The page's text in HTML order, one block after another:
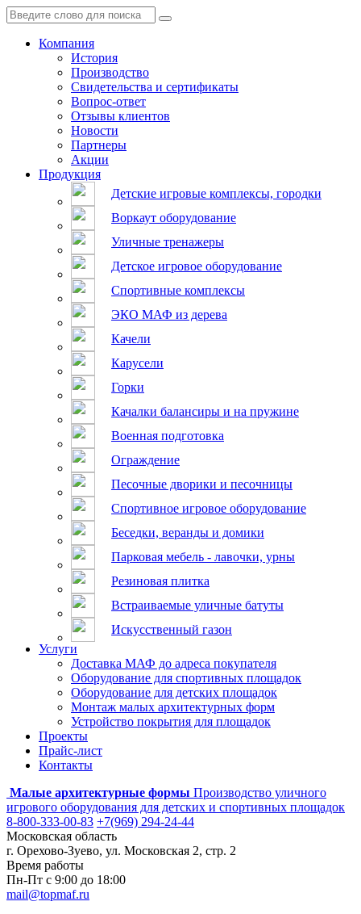
Компания
История
Производство
Свидетельства и сертификаты
Вопрос-ответ
Отзывы клиентов
Новости
Партнеры
Акции
Продукция
Детские игровые комплексы, городки
Воркаут оборудование
Уличные тренажеры
Детское игровое оборудование
Спортивные комплексы
ЭКО МАФ из дерева
Качели
Карусели
Горки
Качалки балансиры и на пружине
Военная подготовка
Ограждение
Песочные дворики и песочницы
Спортивное игровое оборудование
Беседки, веранды и домики
Парковая мебель - лавочки, урны
Резиновая плитка
Встраиваемые уличные батуты
Искусственный газон
Услуги
Доставка МАФ до адреса покупателя
Оборудование для спортивных площадок
Оборудование для детских площадок
Монтаж малых архитектурных форм
Устройство покрытия для площадок
Проекты
Прайс-лист
Контакты
Малые архитектурные формы Производство уличного
игрового оборудования для детских и спортивных площадок
8-800-333-00-83 +7(969) 294-24-44
Московская область
г. Орехово-Зуево, ул. Московская 2, стр. 2
Время работы
Пн-Пт с 9:00 до 18:00
mail@topmaf.ru